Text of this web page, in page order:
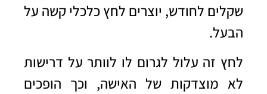
שקלים לחודש, יוצרים לחץ כלכלי קשה על
הבעל.
לחץ זה עלול לגרום לו לוותר על דרישות
לא מוצדקות של האישה, וכך הופכים